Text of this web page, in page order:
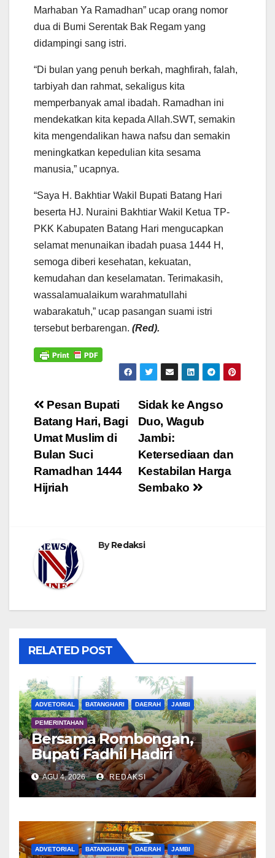
Marhaban Ya Ramadhan” ucap orang nomor
dua di Bumi Serentak Bak Regam yang
didampingi sang istri.
“Di bulan yang penuh berkah, maghfirah, falah,
tarbiyah dan rahmat, sekaligus kita
memperbanyak amal ibadah. Ramadhan ini
mendekatkan kita kepada Allah.SWT, semakin
kita mengendalikan hawa nafsu dan semakin
meningkatkan kepedulian kita sesama
manusia,” ucapnya.
“Saya H. Bakhtiar Wakil Bupati Batang Hari
beserta HJ. Nuraini Bakhtiar Wakil Ketua TP-
PKK Kabupaten Batang Hari mengucapkan
selamat menunaikan ibadah puasa 1444 H,
semoga diberi kesehatan, kekuatan,
kemudahan dan keselamatan. Terimakasih,
wassalamualaikum warahmatullahi
wabarakatuh,” ucap pasangan suami istri
tersebut berbarengan. (Red).
Navigasi
pos
Sidak ke Angso
Duo, Wagub
Jambi:
Ketersediaan dan
Kestabilan Harga
Sembako
Pesan Bupati
Batang Hari, Bagi
Umat Muslim di
Bulan Suci
Ramadhan 1444
Hijriah
ByRedaksi
RELATED POST
ADVETORIAL BATANGHARI DAERAH JAMBI
PEMERINTAHAN
Bersama Rombongan,
Bupati Fadhil Hadiri
Syukuran Tanam Padi di
Terusan
AGU 4, 2026 REDAKSI
ADVETORIAL BATANGHARI DAERAH JAMBI